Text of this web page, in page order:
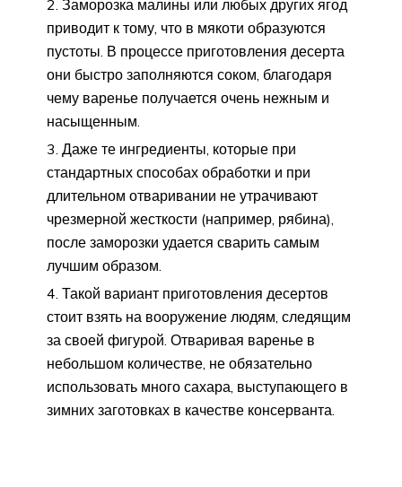
Заморозка малины или любых других ягод
приводит к тому, что в мякоти образуются
пустоты. В процессе приготовления десерта
они быстро заполняются соком, благодаря
чему варенье получается очень нежным и
насыщенным.
Даже те ингредиенты, которые при
стандартных способах обработки и при
длительном отваривании не утрачивают
чрезмерной жесткости (например, рябина),
после заморозки удается сварить самым
лучшим образом.
Такой вариант приготовления десертов
стоит взять на вооружение людям, следящим
за своей фигурой. Отваривая варенье в
небольшом количестве, не обязательно
использовать много сахара, выступающего в
зимних заготовках в качестве консерванта.